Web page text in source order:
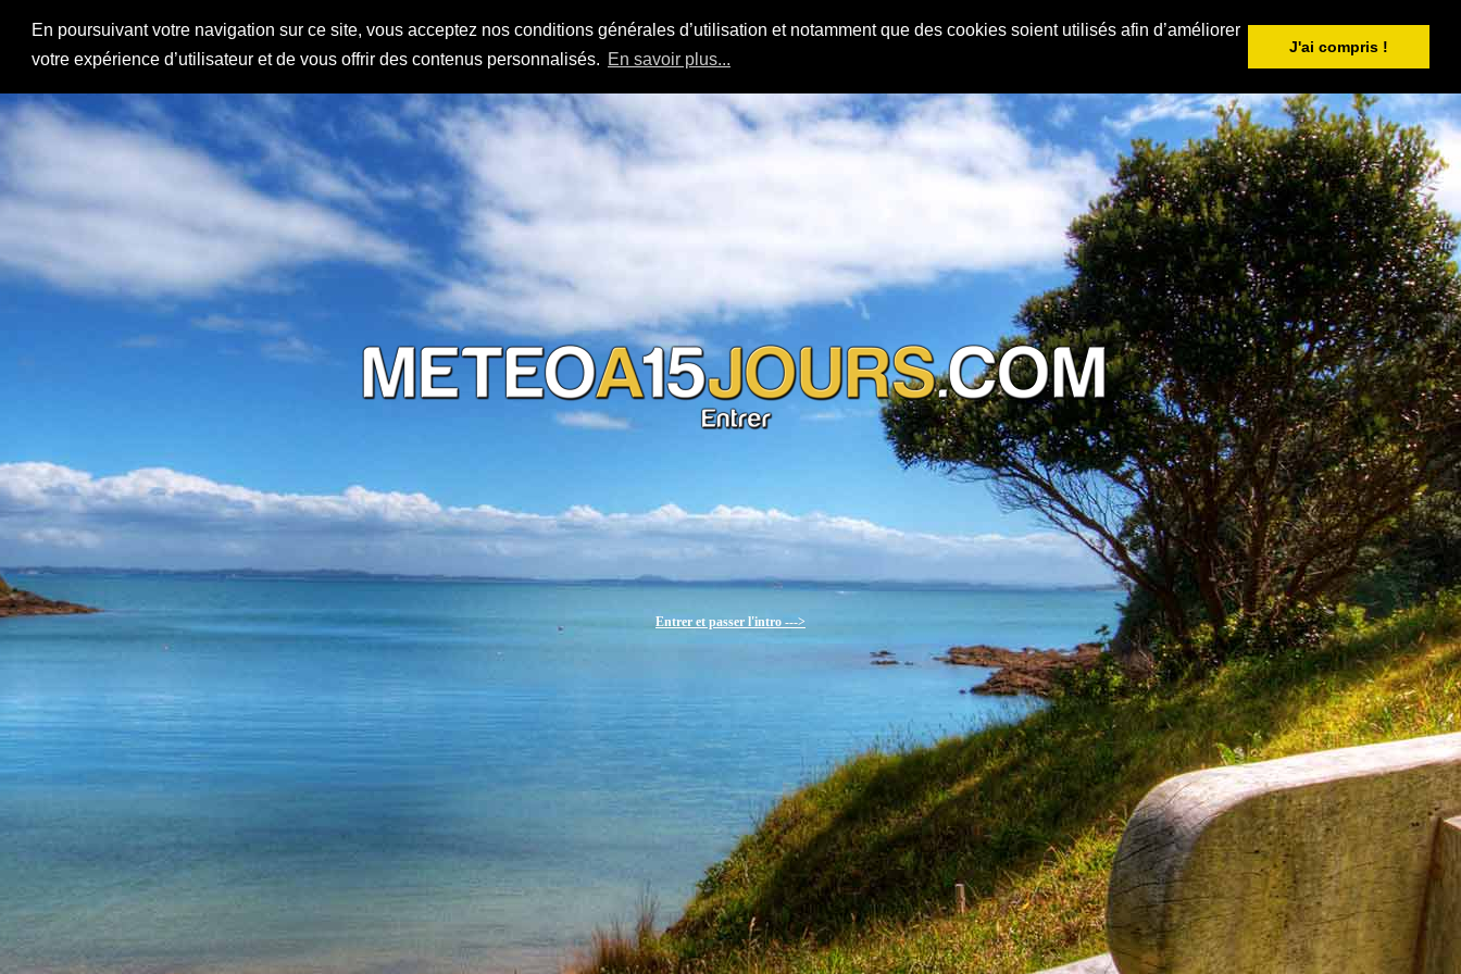
En poursuivant votre navigation sur ce site, vous acceptez nos conditions générales d’utilisation et notamment que des cookies soient utilisés afin d’améliorer
votre expérience d’utilisateur et de vous offrir des contenus personnalisés. En savoir plus...
J'ai compris !
Entrer et passer l'intro --->